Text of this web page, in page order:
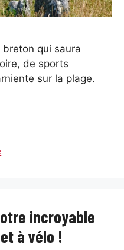
qui saura
de sports
sur la plage.
incroyable
à vélo !